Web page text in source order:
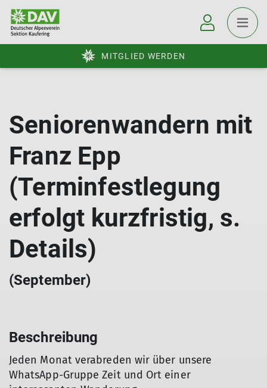
MITGLIED WERDEN
Seniorenwandern mit
Franz Epp
(Terminfestlegung
erfolgt kurzfristig, s.
Details)
(September)
Beschreibung
Jeden Monat verabreden wir über unsere
WhatsApp-Gruppe Zeit und Ort einer